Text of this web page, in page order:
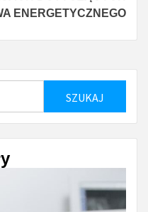
ENERGETYCZNEGO